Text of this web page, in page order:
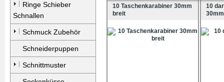
Ringe Schieber
Schnallen
Schmuck Zubehör
Schneiderpuppen
Schnittmuster
10 Taschenkarabiner 30mm
breit
10